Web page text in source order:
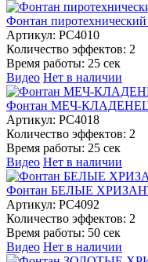
Фонтан
Артикул: РС4010
Количество эффектов: 2
Время работы: 25 сек
Видео Нет в наличии
Фонтан МЕЧ-
Артикул: РС4018
Количество эффектов: 2
Время работы: 25 сек
Видео Нет в наличии
Фонтан БЕЛЫЕ
Артикул: РС4092
Количество эффектов: 2
Время работы: 50 сек
Видео Нет в наличии